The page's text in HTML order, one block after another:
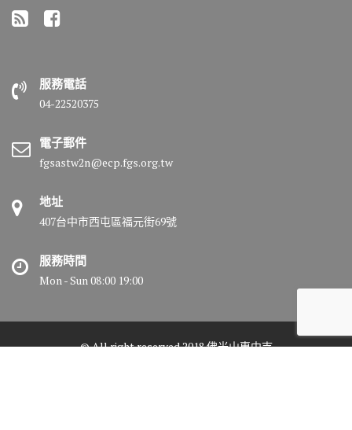
服務電話
04-22520375
電子郵件
fgsastw2n@ecp.fgs.org.tw
地址
407台中市西屯區福元街69號
服務時間
Mon - Sun 08:00 19:00
© All right reserved 2018 佛光山惠中寺